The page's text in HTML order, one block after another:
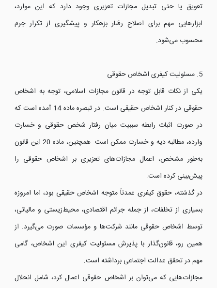
تعویق یا حتی تبدیل مجازات تعزیری وجود دارد که این موارد،
ابزارهایی مهم برای اصلاح رفتار بزهکار و پیشگیری از تکرار جرم
محسوب می‌شود.
5. مسئولیت کیفری اشخاص حقوقی
یکی از نکات قابل توجه در قانون مجازات اسلامی، توجه به اشخاص
حقوقی در کنار اشخاص حقیقی است. در تبصره ماده 14 آمده است که
در صورت اثبات رابطه سببیت میان رفتار شخص حقوقی و خسارت
وارده، مطالبه دیه و خسارت ممکن است. همچنین، ماده 20 این قانون
به‌طور مشخص، اعمال مجازات‌های تعزیری بر اشخاص حقوقی را
پیش‌بینی کرده است.
در گذشته، حقوق کیفری عمدتاً متوجه اشخاص حقیقی بود، اما امروزه
بسیاری از تخلفات، از جمله جرائم اقتصادی، محیط‌زیستی و مالیاتی،
توسط اشخاص حقوقی مانند شرکت‌ها و مؤسسات صورت می‌گیرد. از
همین رو، قانون‌گذار با پذیرش مسئولیت کیفری این اشخاص، گامی
مهم در تحقق عدالت اجتماعی برداشته است.
مجازات‌هایی که می‌توان بر اشخاص حقوقی اعمال کرد، شامل انحلال